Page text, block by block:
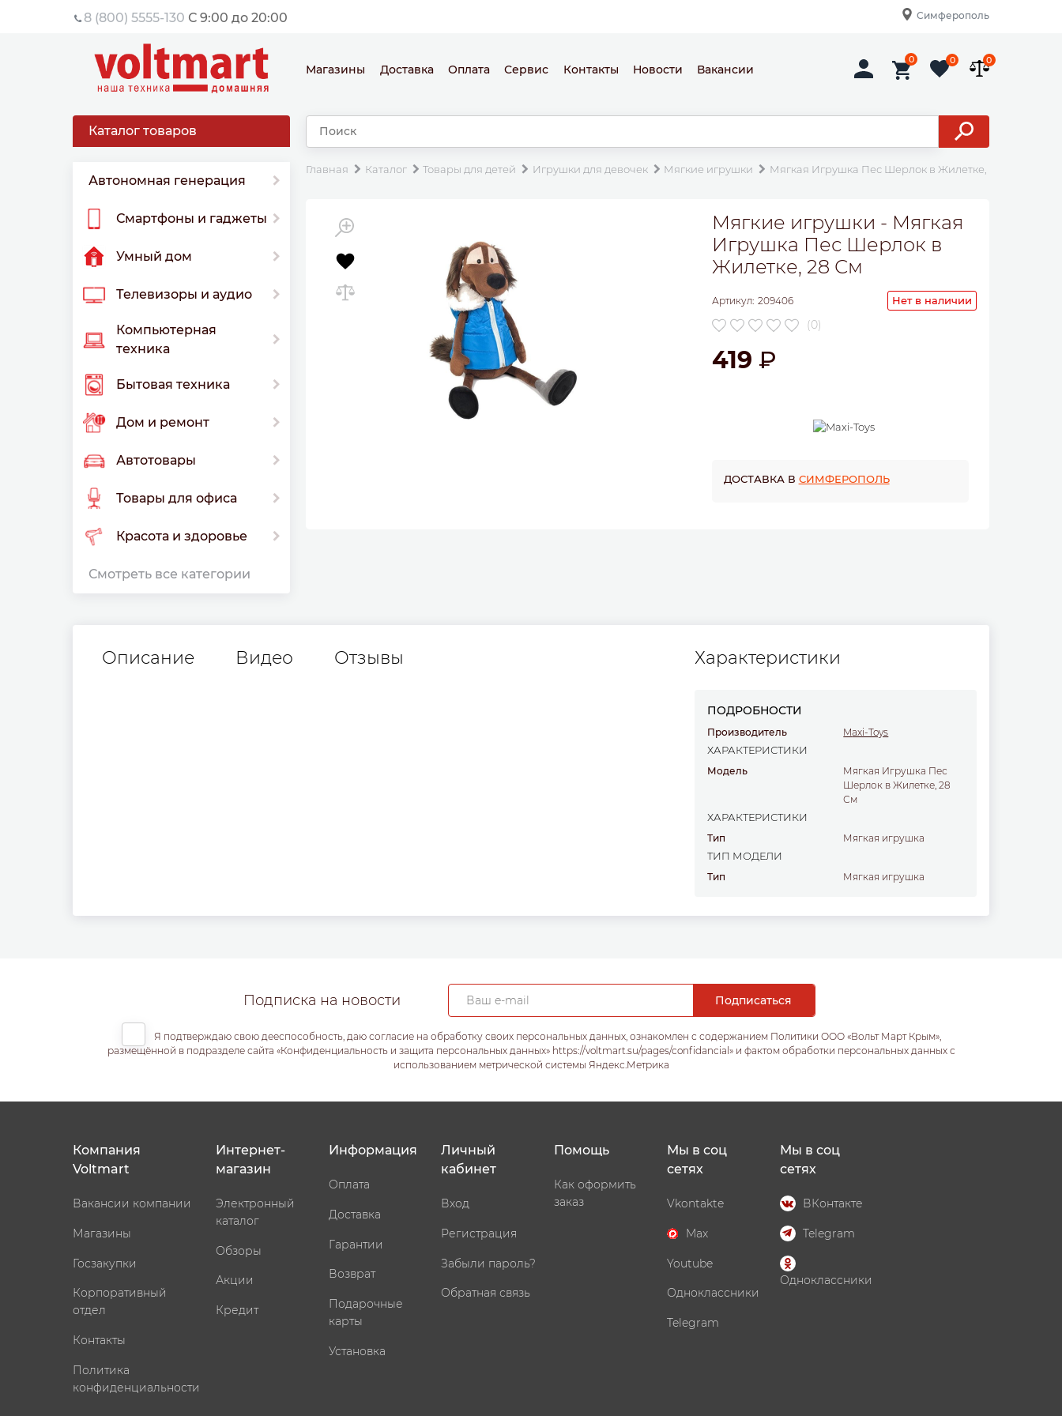
8 (800) 5555-130 С 9:00 до 20:00 Симферополь
Магазины Доставка Оплата Сервис Контакты Новости Вакансии
0 0 0
Каталог товаров
Автономная генерация
Смартфоны и гаджеты
Умный дом
Телевизоры и аудио
Компьютерная
техника
Бытовая техника
Дом и ремонт
Автотовары
Товары для офиса
Красота и здоровье
Смотреть все категории
Главная Каталог Товары для детей Игрушки для девочек Мягкие игрушки Мягкая Игрушка Пес Шерлок в Жилетке, 28 См
Мягкие игрушки - Мягкая
Игрушка Пес Шерлок в
Жилетке, 28 См
Артикул: 209406 Нет в наличии
(0)
419
ДОСТАВКА В СИМФЕРОПОЛЬ
Описание Видео Отзывы Характеристики
ПОДРОБНОСТИ
Производитель Maxi-Toys
ХАРАКТЕРИСТИКИ
Модель
Мягкая Игрушка Пес
Шерлок в Жилетке, 28
См
ХАРАКТЕРИСТИКИ
Тип Мягкая игрушка
ТИП МОДЕЛИ
Тип Мягкая игрушка
Подписка на новости
Я подтверждаю свою дееспособность, даю согласие на обработку своих персональных данных, ознакомлен с содержанием Политики ООО «Вольт Март Крым»,
размещённой в подразделе сайта «Конфиденциальность и защита персональных данных» https://voltmart.su/pages/confidancial» и фактом обработки персональных данных с
использованием метрической системы Яндекс.Метрика
Компания
Voltmart
Вакансии компании
Магазины
Госзакупки
Корпоративный
отдел
Контакты
Политика
конфиденциальности
Интернет-
магазин
Электронный
каталог
Обзоры
Акции
Кредит
Информация
Оплата
Доставка
Гарантии
Возврат
Подарочные
карты
Установка
Личный
кабинет
Вход
Регистрация
Забыли пароль?
Обратная связь
Помощь
Как оформить
заказ
Мы в соц
сетях
Vkontakte
Max
Youtube
Одноклассники
Telegram
Мы в соц
сетях
ВКонтакте
Telegram
Одноклассники